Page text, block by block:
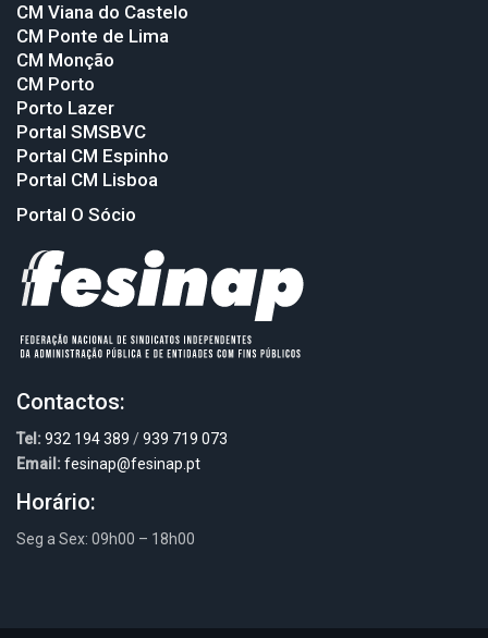
CM Viana do Castelo
CM Ponte de Lima
CM Monção
CM Porto
Porto Lazer
Portal SMSBVC
Portal CM Espinho
Portal CM Lisboa
Portal O Sócio
Contactos:
Tel: 932 194 389 /939 719 073
Email: fesinap@fesinap.pt
Horário:
Seg a Sex: 09h00 – 18h00